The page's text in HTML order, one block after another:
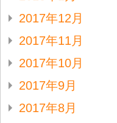
2017年12月
2017年11月
2017年10月
2017年9月
2017年8月